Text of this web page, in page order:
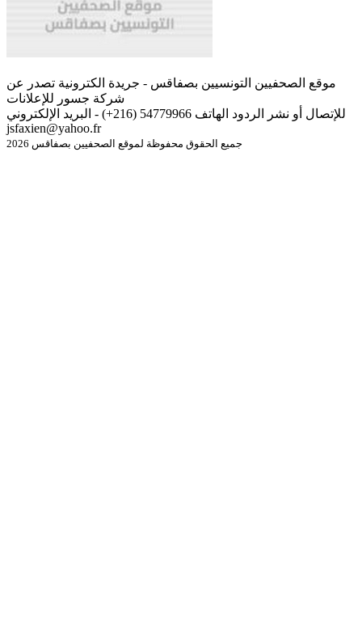
موقع الصحفيين التونسيين بصفاقس - جريدة الكترونية تصدر عن
شركة جسور للإعلانات
للإتصال أو نشر الردود الهاتف 54779966 (216+) - البريد الإلكتروني
jsfaxien@yahoo.fr
جميع الحقوق محفوظة لموقع الصحفيين بصفاقس 2026